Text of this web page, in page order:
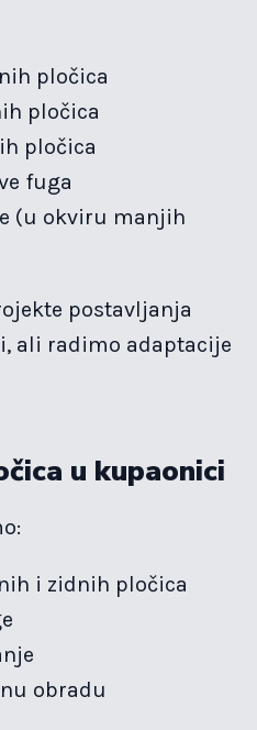
pločica
pločica
pločica
fuga
(u okviru manjih
postavljanja
ali radimo adaptacije
u kupaonici
i zidnih pločica
obradu